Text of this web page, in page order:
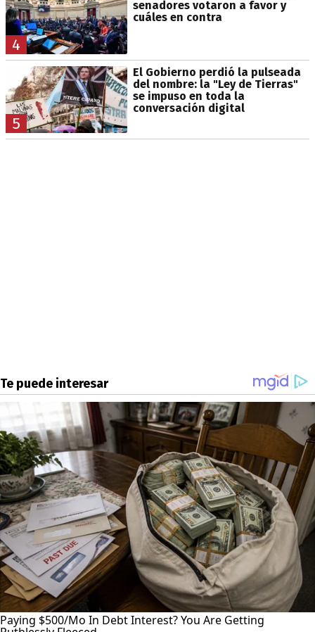
4
senadores votaron a favor y
cuáles en contra
5
El Gobierno perdió la pulseada
del nombre: la "Ley de Tierras"
se impuso en toda la
conversación digital